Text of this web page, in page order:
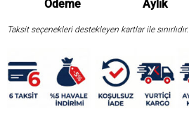
Ödeme Aylık
Taksit seçenekleri destekleyen kartlar ile sınırlıdır.